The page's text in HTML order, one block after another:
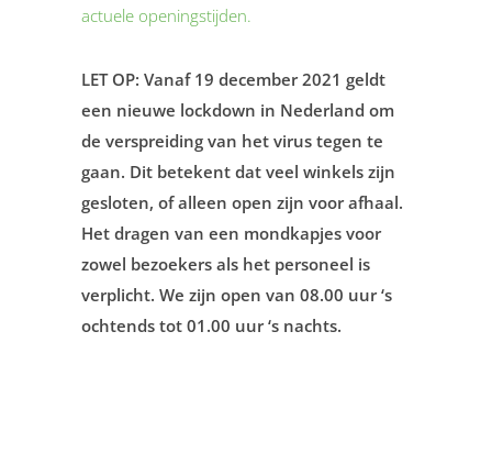
actuele openingstijden.
LET OP: Vanaf 19 december 2021 geldt
een nieuwe lockdown in Nederland om
de verspreiding van het virus tegen te
gaan. Dit betekent dat veel winkels zijn
gesloten, of alleen open zijn voor afhaal.
Het dragen van een mondkapjes voor
zowel bezoekers als het personeel is
verplicht. We zijn open van 08.00 uur ‘s
ochtends tot 01.00 uur ‘s nachts.